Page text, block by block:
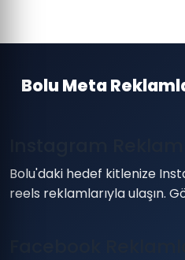
Bolu Meta
Bolu'daki hedef kitlenize
reels reklamlarıyla ulaşın.